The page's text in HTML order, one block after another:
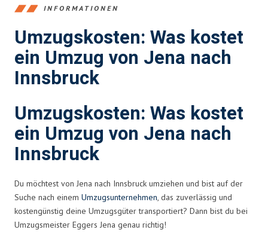
INFORMATIONEN
Umzugskosten: Was kostet
ein Umzug von Jena nach
Innsbruck
Umzugskosten: Was kostet
ein Umzug von Jena nach
Innsbruck
Du möchtest von Jena nach Innsbruck umziehen und bist auf der
Suche nach einem Umzugsunternehmen, das zuverlässig und
kostengünstig deine Umzugsgüter transportiert? Dann bist du bei
Umzugsmeister Eggers Jena genau richtig!